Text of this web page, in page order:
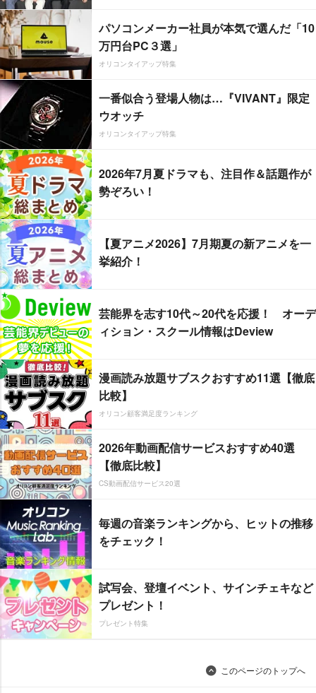
パソコンメーカー社員が本気で選んだ「10
万円台PC３選」
オリコンタイアップ特集
一番似合う登場人物は…『VIVANT』限定
ウオッチ
オリコンタイアップ特集
2026年7月夏ドラマも、注目作＆話題作が
勢ぞろい！
【夏アニメ2026】7月期夏の新アニメを一
挙紹介！
芸能界を志す10代～20代を応援！ オーデ
ィション・スクール情報はDeview
漫画読み放題サブスクおすすめ11選【徹底
比較】
オリコン顧客満足度ランキング
2026年動画配信サービスおすすめ40選
【徹底比較】
CS動画配信サービス20選
毎週の音楽ランキングから、ヒットの推移
をチェック！
試写会、登壇イベント、サインチェキなど
プレゼント！
プレゼント特集
このページのトップへ